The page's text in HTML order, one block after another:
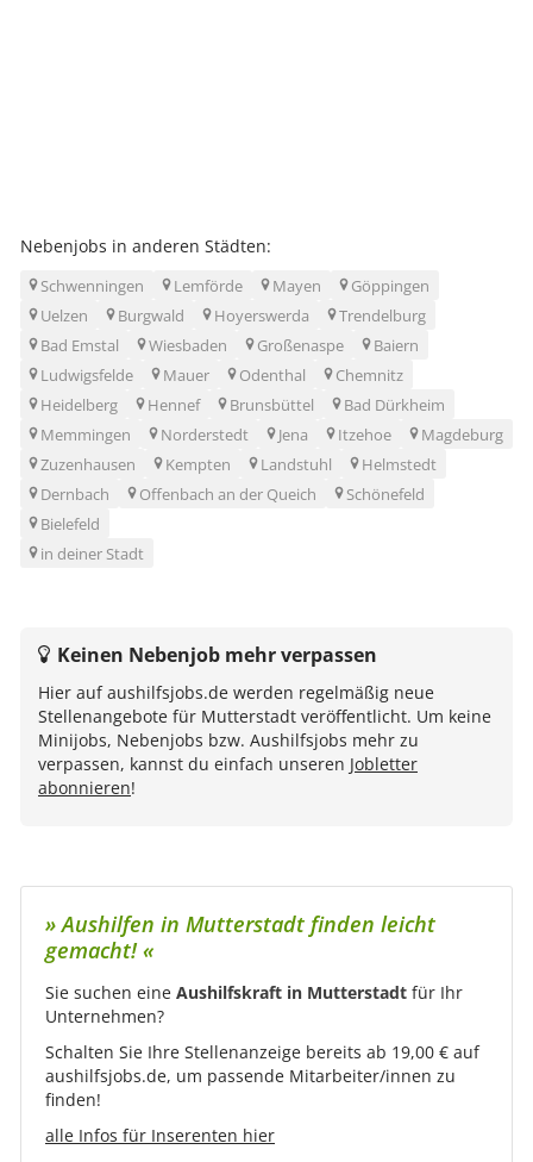
Nebenjobs in anderen Städten:
Schwenningen Lemförde Mayen
Göppingen
Uelzen
Burgwald Hoyerswerda
Trendelburg
Bad Emstal
Wiesbaden Großenaspe
Baiern
Ludwigsfelde
Mauer Odenthal
Chemnitz
Heidelberg
Hennef Brunsbüttel
Bad Dürkheim
Memmingen
Norderstedt Jena Itzehoe
Magdeburg
Zuzenhausen
Kempten Landstuhl
Helmstedt
Dernbach
Offenbach an der Queich
Schönefeld
Bielefeld
in deiner Stadt
Keinen Nebenjob mehr verpassen
Hier auf aushilfsjobs.de werden regelmäßig neue
Stellenangebote für Mutterstadt veröffentlicht. Um keine
Minijobs, Nebenjobs bzw. Aushilfsjobs mehr zu
verpassen, kannst du einfach unseren Jobletter
abonnieren!
» Aushilfen in Mutterstadt finden leicht
gemacht! «
Sie suchen eine Aushilfskraft in Mutterstadt für Ihr
Unternehmen?
Schalten Sie Ihre Stellenanzeige bereits ab 19,00 € auf
aushilfsjobs.de, um passende Mitarbeiter/innen zu
finden!
alle Infos für Inserenten hier